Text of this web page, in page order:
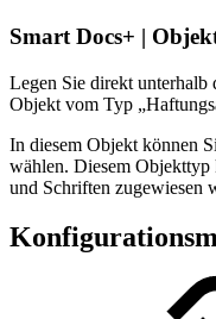
Smart Docs+ |
Legen Sie direkt unterhalb
Objekt vom Typ
In diesem Objekt können
wählen. Diesem Objekttyp
und Schriften zugewiesen